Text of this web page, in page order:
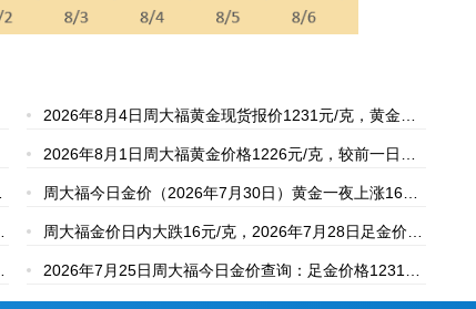
2026年8月4日周大福黄金现货报价1231元/克，黄金回
2026年8月1日周大福黄金价格1226元/克，较前一日下
跌12元，黄金回收851元/克
周大福今日金价（2026年7月30日）黄金一夜上涨16元/
克，足金报价1238元/克,黄金回收855元/克
周大福金价日内大跌16元/克，2026年7月28日足金价格
1232元/克、回收价格854元/克
2026年7月25日周大福今日金价查询：足金价格1231
元、黄金回收854元